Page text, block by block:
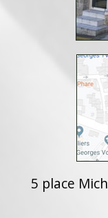
5 place